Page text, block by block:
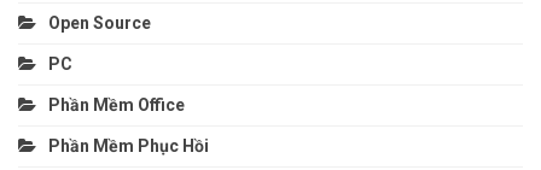
Open Source
PC
Phần Mềm Office
Phần Mềm Phục Hồi